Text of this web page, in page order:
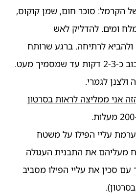
הקרמל: סוכר חום, שמן קוקוס,
ומים. להדליק לאש
ולהביא לרתיחה. ברגע שרותח
מעט.
לגמרי.
אני ממליצה לראות בסרטון
עליי הפילו על משטח
מעליהם את התבנית העגולה
עם סכין את עליי הפילו מסביב